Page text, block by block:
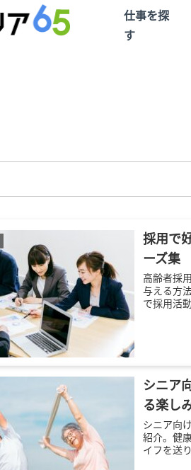
仕事を探
す
採用で
ーズ集
高齢者採
与える方
で採用活
シニア
る楽し
シニア向
紹介。健
イフを送